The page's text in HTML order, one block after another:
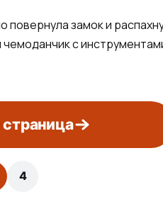
замок и
с
4